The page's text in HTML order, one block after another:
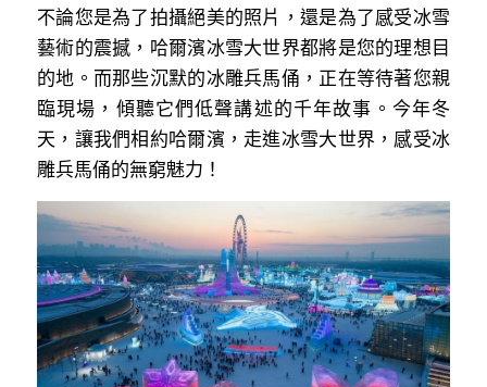
不論您是為了拍攝絕美的照片，還是為了感受冰雪
藝術的震撼，哈爾濱冰雪大世界都將是您的理想目
的地。而那些沉默的冰雕兵馬俑，正在等待著您親
臨現場，傾聽它們低聲講述的千年故事。今年冬
天，讓我們相約哈爾濱，走進冰雪大世界，感受冰
雕兵馬俑的無窮魅力！